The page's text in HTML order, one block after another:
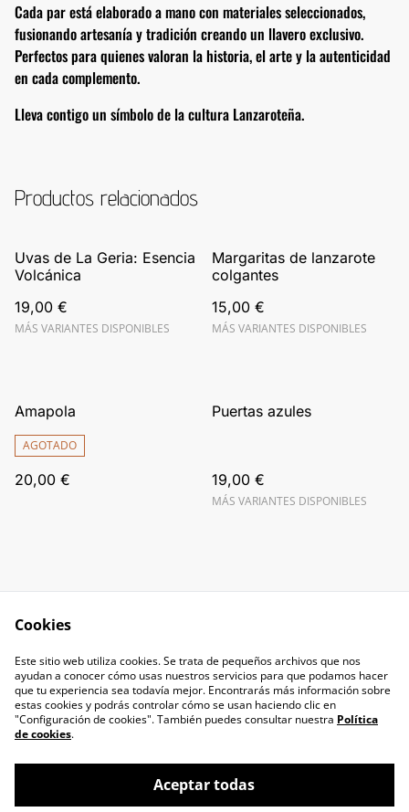
Cada par está elaborado a mano con materiales seleccionados,
fusionando artesanía y tradición creando un llavero exclusivo.
Perfectos para quienes valoran la historia, el arte y la autenticidad
en cada complemento.
Lleva contigo un símbolo de la cultura Lanzaroteña.
Productos relacionados
Uvas de La Geria: Esencia
Volcánica
19,00 €
MÁS VARIANTES DISPONIBLES
Margaritas de lanzarote
colgantes
15,00 €
MÁS VARIANTES DISPONIBLES
Amapola
AGOTADO
20,00 €
Puertas azules
19,00 €
MÁS VARIANTES DISPONIBLES
nosotros
Política de Privacidad Política de cookies
Cookies
Este sitio web utiliza cookies. Se trata de pequeños archivos que nos
ayudan a conocer cómo usas nuestros servicios para que podamos hacer
que tu experiencia sea todavía mejor. Encontrarás más información sobre
estas cookies y podrás controlar cómo se usan haciendo clic en
"Configuración de cookies". También puedes consultar nuestra Política
de cookies.
Aceptar todas